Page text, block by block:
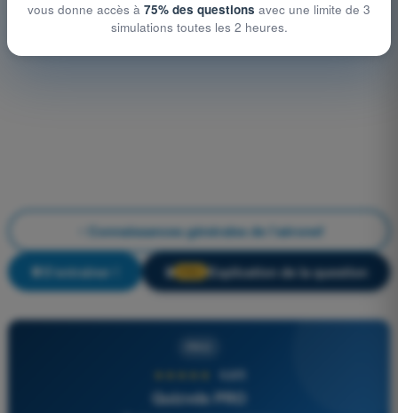
Connaissances générales de l’aéronef
S'entraîner ! 🔒 Explication de la question
4,6/5
Quizvds PRO
vous donne accès à 75% des questions avec une limite de 3
simulations toutes les 2 heures.